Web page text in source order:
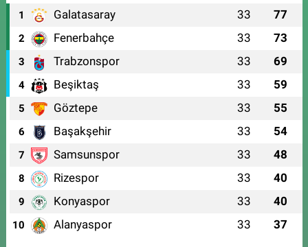
1 Galatasaray 33 77
2 Fenerbahçe 33 73
3 Trabzonspor 33 69
4 Beşiktaş 33 59
5 Göztepe 33 55
6 Başakşehir 33 54
7 Samsunspor 33 48
8 Rizespor 33 40
9 Konyaspor 33 40
10 Alanyaspor 33 37